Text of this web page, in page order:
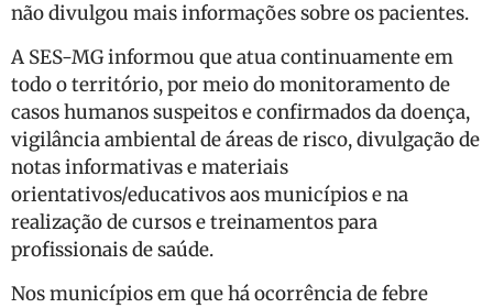
não divulgou mais informações sobre os pacientes.
A SES-MG informou que atua continuamente em
todo o território, por meio do monitoramento de
casos humanos suspeitos e confirmados da doença,
vigilância ambiental de áreas de risco, divulgação de
notas informativas e materiais
orientativos/educativos aos municípios e na
realização de cursos e treinamentos para
profissionais de saúde.
Nos municípios em que há ocorrência de febre